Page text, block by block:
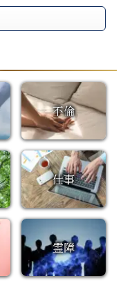
不倫
仕事
霊障